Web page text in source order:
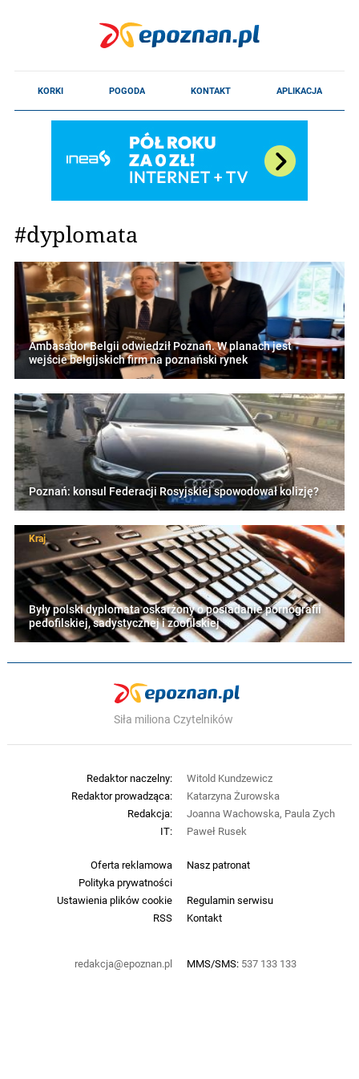
#dyplomata
Ambasador Belgii odwiedził Poznań. W planach jest
wejście belgijskich firm na poznański rynek
Poznań: konsul Federacji Rosyjskiej spowodował kolizję?
Kraj
Były polski dyplomata oskarżony o posiadanie pornografii
pedofilskiej, sadystycznej i zoofilskiej
Siła miliona Czytelników
Oferta reklamowa
Nasz patronat
Polityka prywatności
Ustawienia plików cookie
Regulamin serwisu
RSS
Kontakt
redakcja@epoznan.pl MMS/SMS: 537 133 133
Redaktor naczelny:
Witold Kundzewicz
Redaktor prowadząca:
Katarzyna Żurowska
Redakcja:
Joanna Wachowska, Paula Zych
IT:
Paweł Rusek